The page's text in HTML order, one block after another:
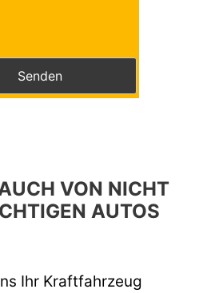
dieses Feld leer.
VON NICHT
AUTOS
Ihr Kraftfahrzeug